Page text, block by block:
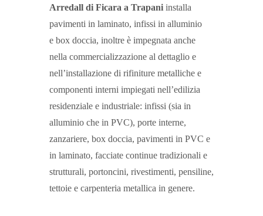
Arredall di Ficara a Trapani installa
pavimenti in laminato, infissi in alluminio
e box doccia, inoltre è impegnata anche
nella commercializzazione al dettaglio e
nell’installazione di rifiniture metalliche e
componenti interni impiegati nell’edilizia
residenziale e industriale: infissi (sia in
alluminio che in PVC), porte interne,
zanzariere, box doccia, pavimenti in PVC e
in laminato, facciate continue tradizionali e
strutturali, portoncini, rivestimenti, pensiline,
tettoie e carpenteria metallica in genere.